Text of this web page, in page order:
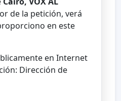
de la petición, verá
en este
en Internet
Dirección de